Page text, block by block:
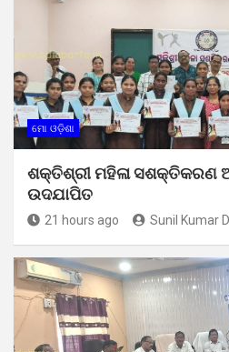
ମୋ ଓଡ଼ିଶା
ଶକ୍ତିଶ୍ରୀ ମହିଳା ସଶକ୍ତିକରଣ
ଉଦଯାପିତ
21 hours ago Sunil Kumar